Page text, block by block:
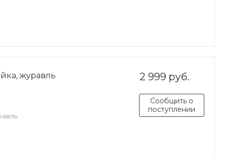
2 999 руб.
Сообщить о
поступлении
журавль